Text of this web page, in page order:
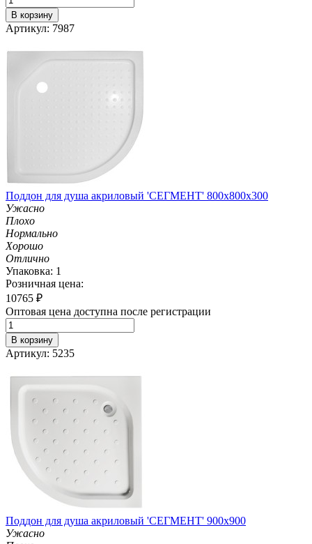
В корзину
Артикул: 7987
Поддон для душа акриловый 'СЕГМЕНТ' 800х800х300
Ужасно
Плохо
Нормально
Хорошо
Отлично
Упаковка: 1
Розничная цена:
10765 ₽
Оптовая цена доступна после регистрации
В корзину
Артикул: 5235
Поддон для душа акриловый 'СЕГМЕНТ' 900х900
Ужасно